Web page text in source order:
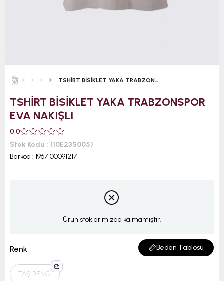
TSHİRT BİSİKLET YAKA TRABZONSPOR EVA NAKIŞLI
TSHİRT BİSİKLET YAKA TRABZONSPOR
EVA NAKIŞLI
0.0
Stok Kodu
(10E23S005)
Barkod : 1967100091217
Ürün stoklarımızda kalmamıştır.
Renk Beden Tablosu
TAŞ RENGİ